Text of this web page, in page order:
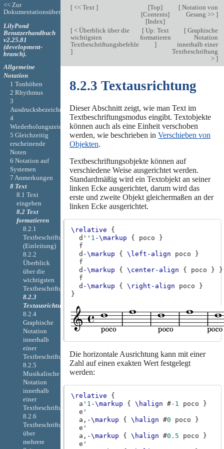
[<< Text ] [Top]
[Contents]
[Index]
[Notation von
Gesang >> ]
[< Überblick über die
wichtigsten
Textbeschriftungsbefehle
]
[Up: Text
formatieren
]
[Graphische
Notation
innerhalb einer
Textbeschriftung
> ]
8.2.3 Textausrichtung
Dieser Abschnitt zeigt, wie man Text im
Textbeschriftungsmodus eingibt. Textobjekte
können auch als eine Einheit verschoben
werden, wie beschrieben in Verschieben von
Objekten.
Textbeschriftungsobjekte können auf
verschiedene Weise ausgerichtet werden.
Standardmäßig wird ein Textobjekt an seiner
linken Ecke ausgerichtet, darum wird das
erste und zweite Objekt gleichermaßen an der
linken Ecke ausgerichtet.
\relative
{
d'' 1 -\markup { poco
}
f
d -\markup { \left-align poco
}
f
d -\markup { \center-align { poco }
}
f
d -\markup { \right-align poco
}
}
Die horizontale Ausrichtung kann mit einer
Zahl auf einen exakten Wert festgelegt
werden:
\relative
{
a' 1 -\markup { \halign #-1 poco
}
e'
a, -\markup { \halign #0 poco
}
e'
a, -\markup { \halign #0.5 poco
}
e'
<< Zur
Dokumentationsübersicht
LilyPond
Benutzerhandbuch
v2.25.81
(development-
branch).
Allgemeine
Notation
1 Tonhöhen
2 Rhythmus
3
Ausdrucksbezeichnungen
4
Wiederholungszeichen
5 Gleichzeitig
erscheinende
Noten
6 Notation auf
Systemen
7 Anmerkungen
8 Text
8.1 Text
eingeben
8.2 Text
formatieren
8.2.1
Textbeschriftung
(Einleitung)
8.2.2
Überblick
über die
wichtigsten
Textbeschriftungsbefehle
8.2.3
Textausrichtung
8.2.4
Graphische
Notation
innerhalb
einer
Textbeschriftung
8.2.5
Musikalische
Notation
innerhalb
einer
Textbeschriftung
8.2.6
Textbeschriftung
über
mehrere